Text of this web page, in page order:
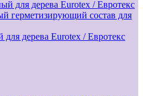
герметизирующий состав для
дерева Eurotex / Евротекс